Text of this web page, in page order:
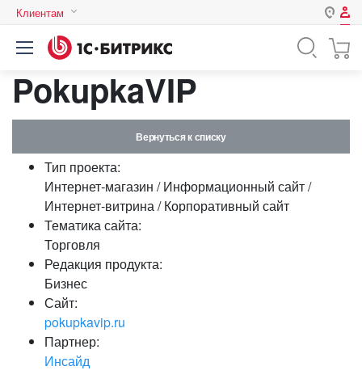
Клиентам
Авторизация
Нет аккаунта?
Логин
Пароль
Забыли свой пароль?
PokupkaVIP
Вернуться к списку
Тип проекта:
Интернет-магазин / Информационный сайт /
Интернет-витрина / Корпоративный сайт
Тематика сайта:
Торговля
Редакция продукта:
Бизнес
Сайт:
pokupkavip.ru
Партнер:
Инсайд